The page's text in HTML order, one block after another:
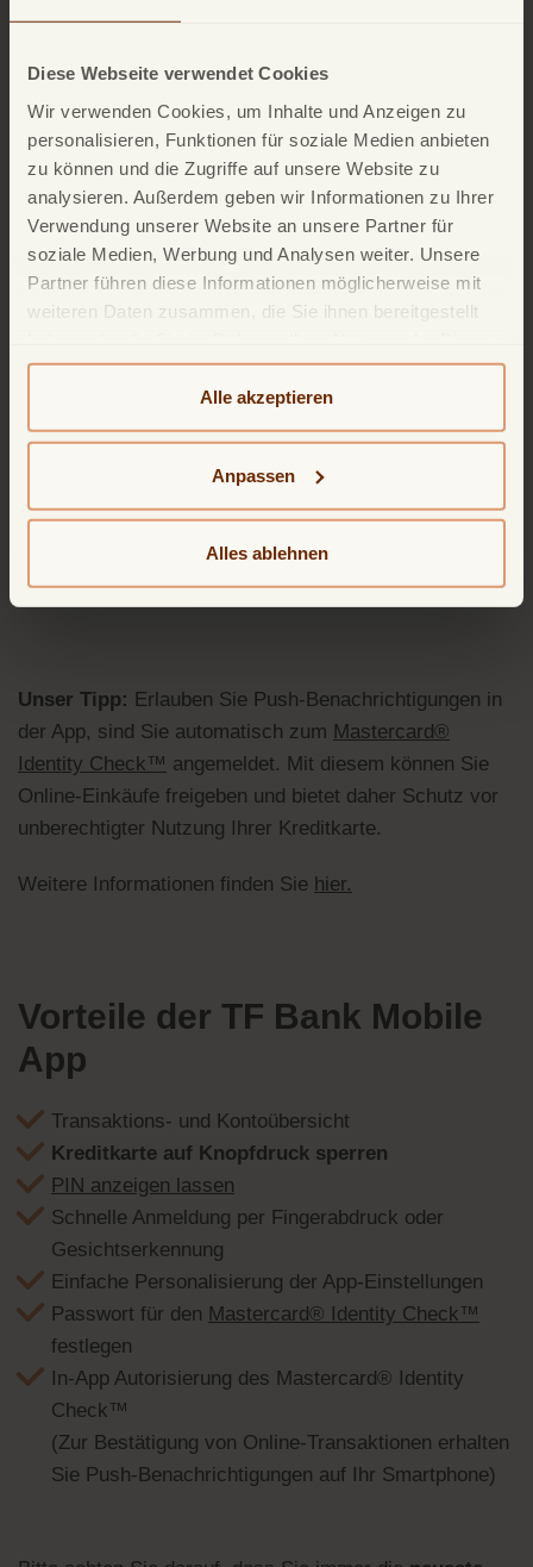
Diese Webseite verwendet Cookies
Wir verwenden Cookies, um Inhalte und Anzeigen zu
personalisieren, Funktionen für soziale Medien anbieten
zu können und die Zugriffe auf unsere Website zu
analysieren. Außerdem geben wir Informationen zu Ihrer
Verwendung unserer Website an unsere Partner für
soziale Medien, Werbung und Analysen weiter. Unsere
Partner führen diese Informationen möglicherweise mit
weiteren Daten zusammen, die Sie ihnen bereitgestellt
gesammelt haben. Weitere detailliertere Informationen
finden Sie in unsererDatenschutzerklärung
Cookie-Policy. Das Impressum können Siehier
Alle akzeptieren
Anpassen
Alles ablehnen
5. Schritt
Fertig! Sie sind erfolgreich für die TF Mobile App
registriert.
Unser Tipp: Erlauben Sie Push-Benachrichtigungen in
der App, sind Sie automatisch zum Mastercard®
Identity Check™ angemeldet. Mit diesem können Sie
Online-Einkäufe freigeben und bietet daher Schutz vor
unberechtigter Nutzung Ihrer Kreditkarte.
Weitere Informationen finden Sie hier.
Vorteile der TF Bank Mobile
App
Transaktions- und Kontoübersicht
Kreditkarte auf Knopfdruck sperren
PIN anzeigen lassen
Schnelle Anmeldung per Fingerabdruck oder
Gesichtserkennung
Einfache Personalisierung der App-Einstellungen
Passwort für den Mastercard® Identity Check™
festlegen
In-App Autorisierung des Mastercard® Identity
Check™
(Zur Bestätigung von Online-Transaktionen erhalten
Sie Push-Benachrichtigungen auf Ihr Smartphone)